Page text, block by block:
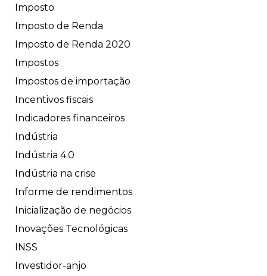
Imposto
Imposto de Renda
Imposto de Renda 2020
Impostos
Impostos de importação
Incentivos fiscais
Indicadores financeiros
Indústria
Indústria 4.0
Indústria na crise
Informe de rendimentos
Inicialização de negócios
Inovações Tecnológicas
INSS
Investidor-anjo